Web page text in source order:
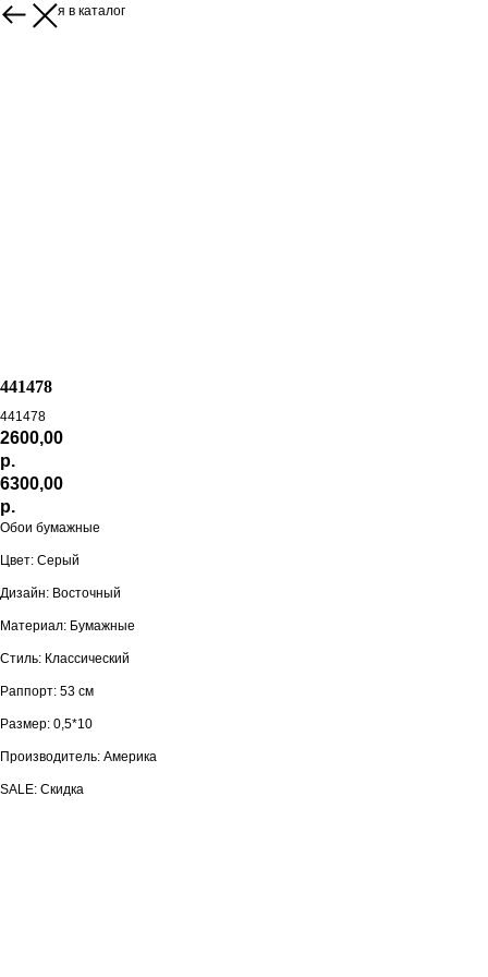
Вернуться в каталог
441478
441478
2600,00
р.
6300,00
р.
Обои бумажные
Цвет: Серый
Дизайн: Восточный
Материал: Бумажные
Стиль: Классический
Раппорт: 53 см
Размер: 0,5*10
Производитель: Америка
SALE: Скидка